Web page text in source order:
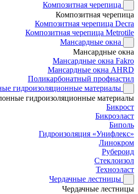
Композитная черепица
Композитная черепица
Композитная черепица Decra
Композитная черепица Metrotile
Мансардные окна
Мансардные окна
Мансардные окна Fakro
Мансардные окна AHRD
Поликарбонатный профнастил
гидроизоляционные материалы
гидроизоляционные материалы
Бикрост
Бикроэласт
Биполь
Гидроизоляция «Унифлекс»
Линокром
Рубероид
Стеклоизол
Техноэласт
Чердачные лестницы
Чердачные лестницы